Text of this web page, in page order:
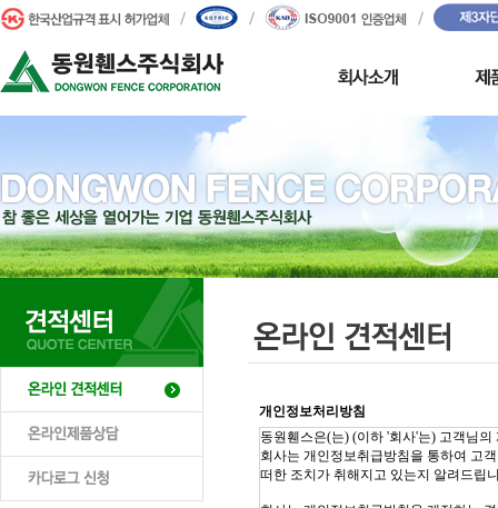
개인정보처리방침